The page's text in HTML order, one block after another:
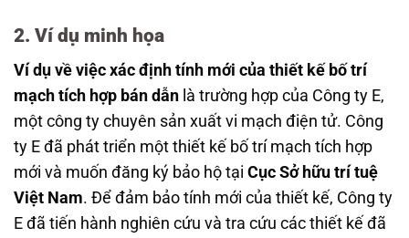
2. Ví dụ minh họa
Ví dụ về việc xác định tính mới của thiết kế bố trí
mạch tích hợp bán dẫn là trường hợp của Công ty E,
một công ty chuyên sản xuất vi mạch điện tử. Công
ty E đã phát triển một thiết kế bố trí mạch tích hợp
mới và muốn đăng ký bảo hộ tại Cục Sở hữu trí tuệ
Việt Nam. Để đảm bảo tính mới của thiết kế, Công ty
E đã tiến hành nghiên cứu và tra cứu các thiết kế đã